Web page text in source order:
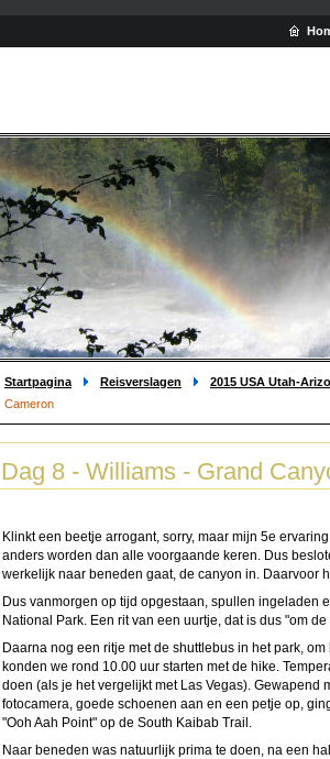
Startpagina Reisverslagen 2015 USA Utah-
Cameron
Dag 8 - Williams - Grand
Klinkt een beetje arrogant, sorry, maar mijn 5e
anders worden dan alle voorgaande keren. Dus
werkelijk naar beneden gaat, de canyon in. Daarvoor
Dus vanmorgen op tijd opgestaan, spullen ingeladen
National Park. Een rit van een uurtje, dat is dus "om
Daarna nog een ritje met de shuttlebus in het park,
konden we rond 10.00 uur starten met de hike.
doen (als je het vergelijkt met Las Vegas). Gewapend
fotocamera, goede schoenen aan en een petje op,
"Ooh Aah Point" op de South Kaibab Trail.
Naar beneden was natuurlijk prima te doen, na een